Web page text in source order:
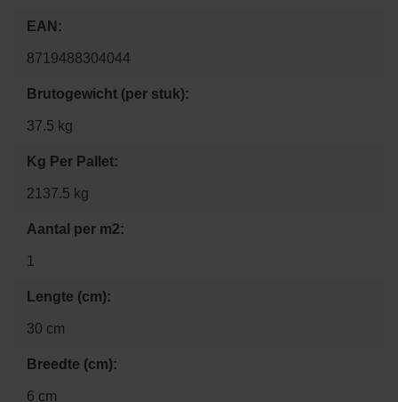
EAN:
8719488304044
Brutogewicht (per stuk):
37.5 kg
Kg Per Pallet:
2137.5 kg
Aantal per m2:
1
Lengte (cm):
30 cm
Breedte (cm):
6 cm